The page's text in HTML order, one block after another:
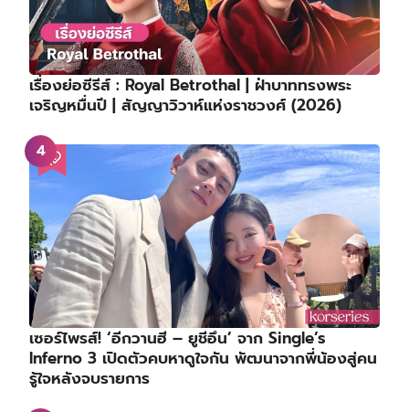
เรื่องย่อซีรีส์ : Royal Betrothal | ฝ่าบาททรงพระ
เจริญหมื่นปี | สัญญาวิวาห์แห่งราชวงศ์ (2026)
เซอร์ไพรส์! ‘อีกวานฮี – ยูชีอึน’ จาก Single’s
Inferno 3 เปิดตัวคบหาดูใจกัน พัฒนาจากพี่น้องสู่คน
รู้ใจหลังจบรายการ